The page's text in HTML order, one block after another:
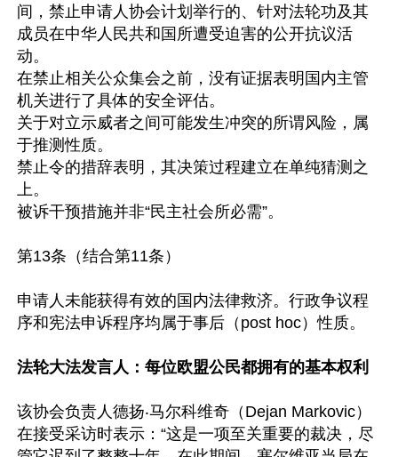
间，禁止申请人协会计划举行的、针对法轮功及其
成员在中华人民共和国所遭受迫害的公开抗议活
动。
在禁止相关公众集会之前，没有证据表明国内主管
机关进行了具体的安全评估。
关于对立示威者之间可能发生冲突的所谓风险，属
于推测性质。
禁止令的措辞表明，其决策过程建立在单纯猜测之
上。
被诉干预措施并非“民主社会所必需”。
第13条（结合第11条）
申请人未能获得有效的国内法律救济。行政争议程
序和宪法申诉程序均属于事后（post hoc）性质。
法轮大法发言人：每位欧盟公民都拥有的基本权利
该协会负责人德扬‧马尔科维奇（Dejan Markovic）
在接受采访时表示：“这是一项至关重要的裁决，尽